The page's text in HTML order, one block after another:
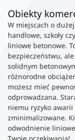
Obiekty
W miejscach o
handlowe, szkoły
liniowe betonowe.
bezpieczeństwu,
solidnym
różnorodne
możesz mieć
odprowadzana.
niemu ryzyko
zminimalizowane.
odwodnienie